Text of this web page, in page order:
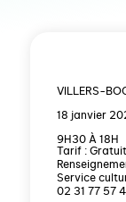
VILLERS-
18 janvier
9H30 À 18H
Tarif : Gratuit
Service
02 31 77 57